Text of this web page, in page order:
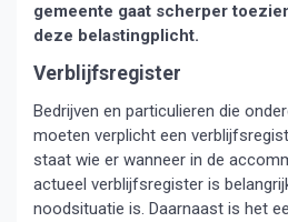
gemeente gaat scherper
deze belastingplicht.
Verblijfsregister
Bedrijven en particulieren die
moeten verplicht een
staat wie er wanneer in de
actueel verblijfsregister is
noodsituatie is. Daarnaast is het